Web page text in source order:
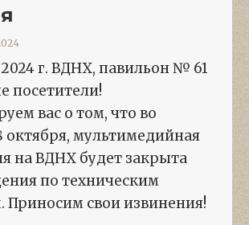
г. ВДНХ, павильон № 61
посетители!
вас о том, что во
октября, мультимедийная
на ВДНХ будет закрыта
по техническим
Приносим свои извинения!